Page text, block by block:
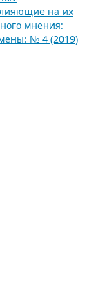
на их
мнения:
№ 4 (2019)